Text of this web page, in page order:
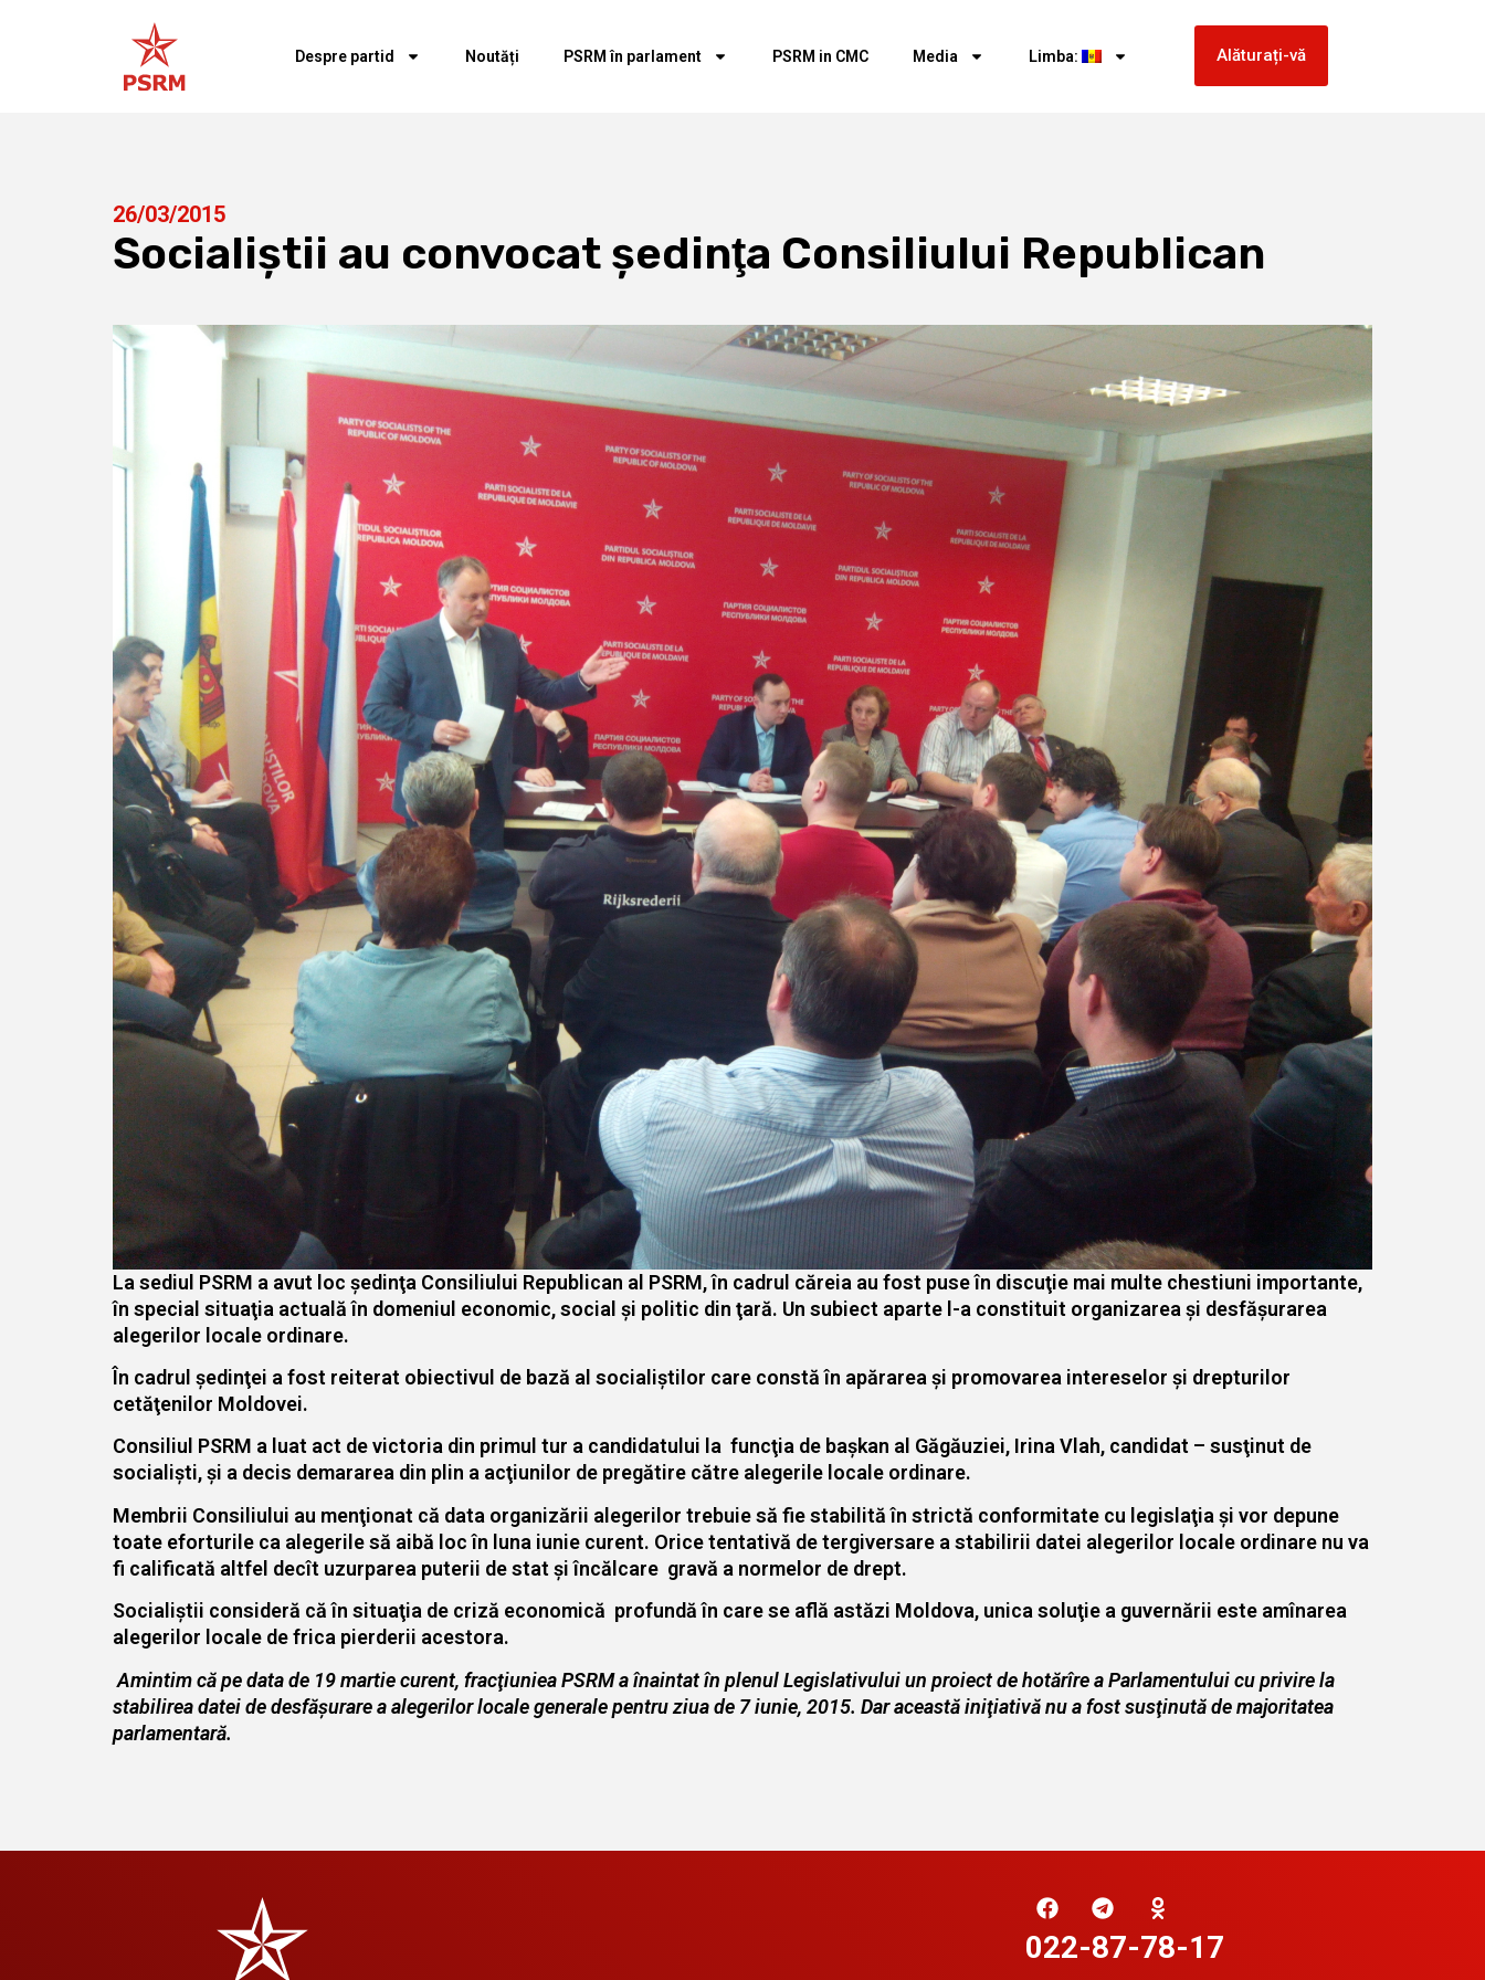
Despre partid Noutăți PSRM în parlament PSRM in CMC Media Limba: Alăturați-vă
26/03/2015
Socialiştii au convocat şedinţa Consiliului Republican
La sediul PSRM a avut loc şedinţa Consiliului Republican al PSRM, în cadrul căreia au fost puse în discuţie mai multe chestiuni importante,
în special situaţia actuală în domeniul economic, social şi politic din ţară. Un subiect aparte l-a constituit organizarea şi desfăşurarea
alegerilor locale ordinare.
În cadrul şedinţei a fost reiterat obiectivul de bază al socialiştilor care constă în apărarea şi promovarea intereselor şi drepturilor
cetăţenilor Moldovei.
Consiliul PSRM a luat act de victoria din primul tur a candidatului la funcţia de başkan al Găgăuziei, Irina Vlah, candidat – susţinut de
socialişti, şi a decis demararea din plin a acţiunilor de pregătire către alegerile locale ordinare.
Membrii Consiliului au menţionat că data organizării alegerilor trebuie să fie stabilită în strictă conformitate cu legislaţia şi vor depune
toate eforturile ca alegerile să aibă loc în luna iunie curent. Orice tentativă de tergiversare a stabilirii datei alegerilor locale ordinare nu va
fi calificată altfel decît uzurparea puterii de stat şi încălcare gravă a normelor de drept.
Socialiştii consideră că în situaţia de criză economică profundă în care se află astăzi Moldova, unica soluţie a guvernării este amînarea
alegerilor locale de frica pierderii acestora.
Amintim că pe data de 19 martie curent, fracţiuniea PSRM a înaintat în plenul Legislativului un proiect de hotărîre aParlamentuluicu privire la
stabilirea datei de desfăşurare a alegerilor locale generale pentru ziua de 7 iunie, 2015. Dar această iniţiativă nu a fost susţinută de majoritatea
parlamentară.
022-87-78-17